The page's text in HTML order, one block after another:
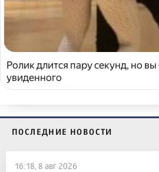
Ролик длится пару секунд, но
увиденного
ПОСЛЕДНИЕ НОВОСТИ
16:18, 8 авг 2026